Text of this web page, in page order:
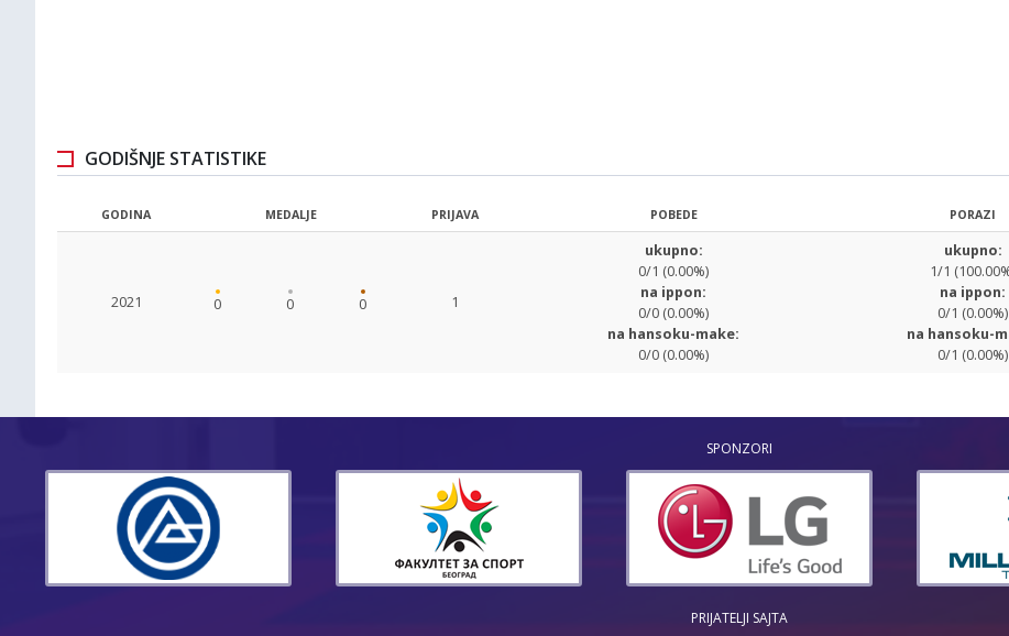
GODIŠNJE STATISTIKE
GODINA MEDALJE PRIJAVA POBEDE PORAZI
2021 0 0 0 1
ukupno:
0/1 (0.00%)
na ippon:
0/0 (0.00%)
na hansoku-make:
0/0 (0.00%)
ukupno:
1/1
na ippon:
0/1 (0.00%)
na hansoku-
0/1 (0.00%)
SPONZORI
PRIJATELJI SAJTA